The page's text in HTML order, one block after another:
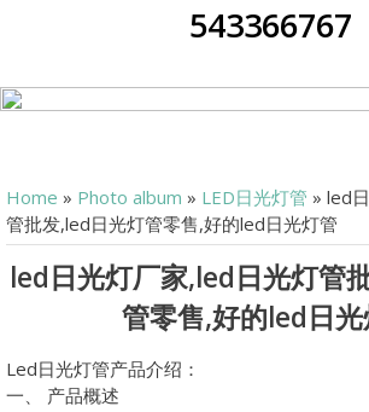
543366767
Home » Photo album » LED日光灯管 » led
管批发,led日光灯管零售,好的led日光灯管
led日光灯厂家,led日光灯管
管零售,好的led日
Led日光灯管产品介绍：
一、 产品概述